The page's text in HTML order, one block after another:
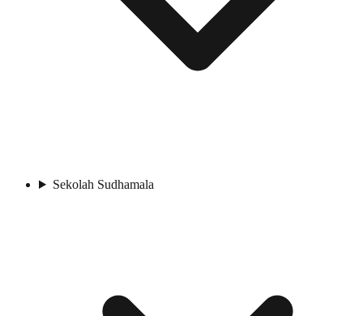
Sekolah Sudhamala